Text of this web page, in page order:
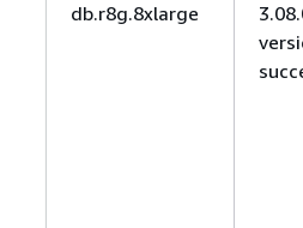
db.r8g.8xlarge